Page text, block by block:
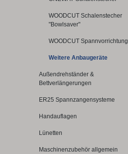
WOODCUT Schalenstecher
"Bowlsaver"
WOODCUT Spannvorrichtung
Weitere Anbaugeräte
Außendrehständer &
Bettverlängerungen
ER25 Spannzangensysteme
Handauflagen
Lünetten
Maschinenzubehör allgemein